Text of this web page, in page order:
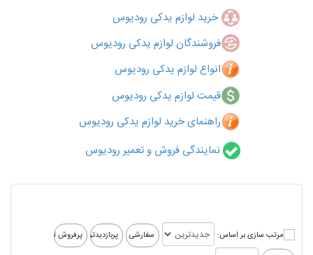
خرید لوازم یدکی رودیوس
فروشندگان لوازم یدکی رودیوس
انواع لوازم یدکی رودیوس
قیمت لوازم یدکی رودیوس
راهنمای خرید لوازم یدکی رودیوس
نمایندگی فروش و تعمیر رودیوس
مرتب سازی بر اساس: